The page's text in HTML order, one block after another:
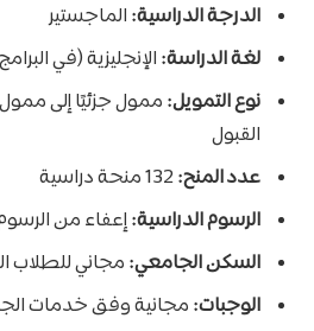
الدرجة الدراسية: الماجستير
لغة الدراسة: الإنجليزية (في
نوع التمويل: ممول جزئيًا إلى
القبول
عدد المنح:
الرسوم الدراسية:إعفاء من
السكن الجامعي: مجاني للطلاب
الوجبات: مجانية وفق خدمات